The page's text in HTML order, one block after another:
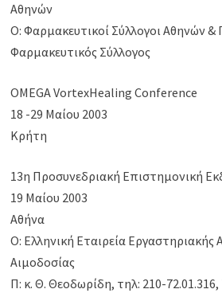
Αθηνών
Ο: Φαρμακευτικοί Σύλλογοι Αθηνών &
Φαρμακευτικός Σύλλογος
OMEGA VortexHealing Conference
18 -29 Μαίου 2003
Κρήτη
13η Προσυνεδριακή Επιστημονική
19 Μαίου 2003
Αθήνα
Ο: Ελληνική Εταιρεία Εργαστηριακής
Αιμοδοσίας
Π: κ. Θ. Θεοδωρίδη, τηλ: 210-72.01.316,